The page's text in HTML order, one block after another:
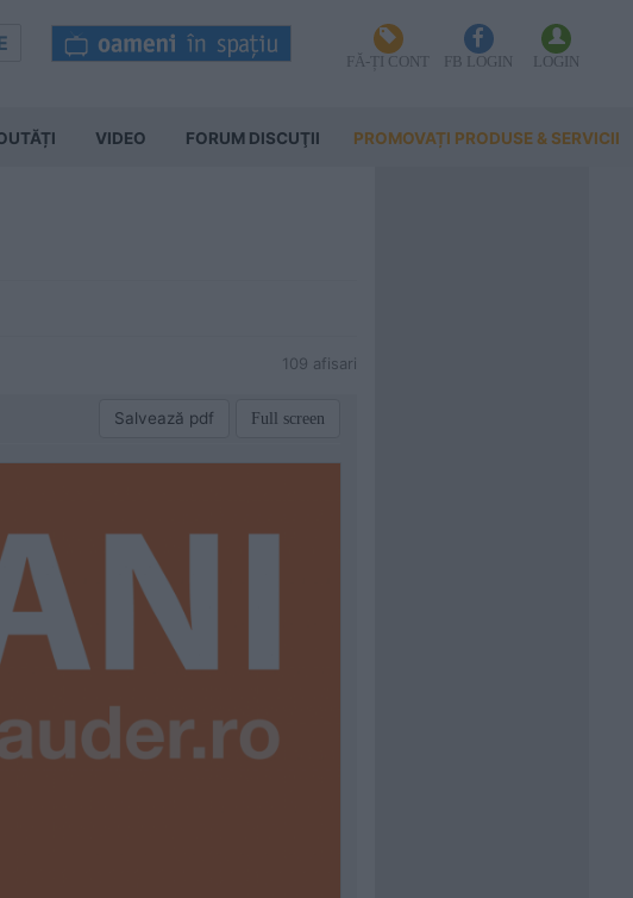
FĂ-ȚI CONT FB LOGIN LOGIN
VIDEO FORUM DISCUŢII PROMOVAȚI PRODUSE & SERVICII
109 afisari
Salvează pdf Full screen